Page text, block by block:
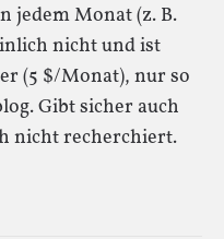
jedem Monat (z. B.
nicht und ist
(5 $/Monat), nur so
Gibt sicher auch
nicht recherchiert.